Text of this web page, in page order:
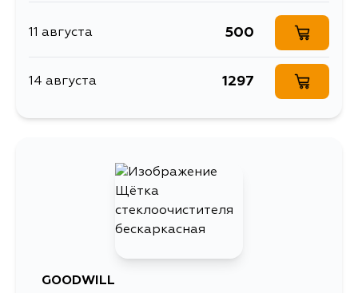
11 августа 500
14 августа 1297
GOODWILL